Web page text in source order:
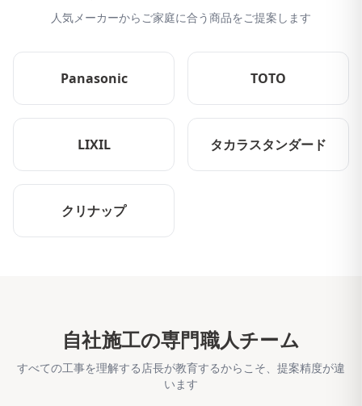
人気メーカーからご家庭に合う商品をご提案します
Panasonic TOTO
LIXIL タカラスタンダード
クリナップ
自社施工の専門職人チーム
すべての工事を理解する店長が教育するからこそ、提案精度が違
います